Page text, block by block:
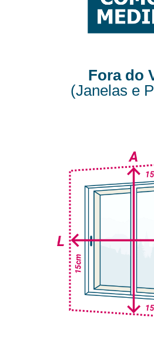
Fora do
(Janelas e